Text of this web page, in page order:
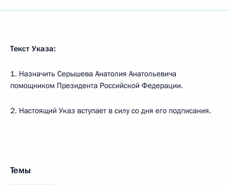
Текст Указа:
1. Назначить Серышева Анатолия Анатольевича
помощником Президента Российской Федерации.
2. Настоящий Указ вступает в силу со дня его подписания.
Темы